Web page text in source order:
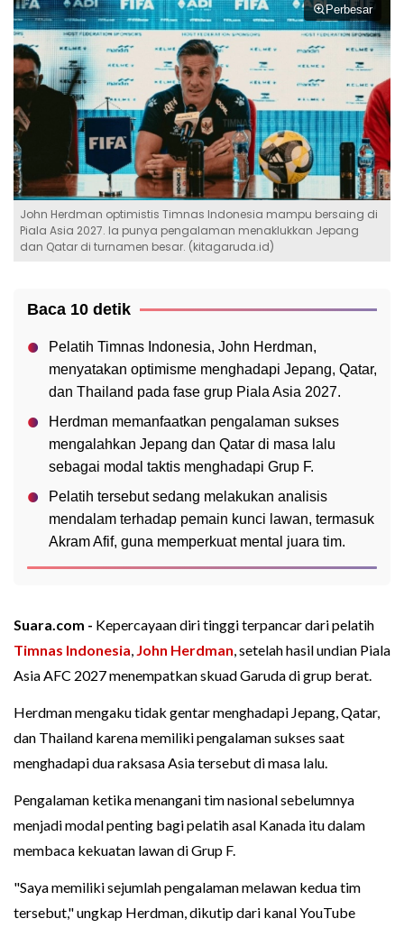
Perbesar
John Herdman optimistis Timnas Indonesia mampu bersaing di
Piala Asia 2027. Ia punya pengalaman menaklukkan Jepang
dan Qatar di turnamen besar. (kitagaruda.id)
Baca 10 detik
Pelatih Timnas Indonesia, John Herdman,
menyatakan optimisme menghadapi Jepang, Qatar,
dan Thailand pada fase grup Piala Asia 2027.
Herdman memanfaatkan pengalaman sukses
mengalahkan Jepang dan Qatar di masa lalu
sebagai modal taktis menghadapi Grup F.
Pelatih tersebut sedang melakukan analisis
mendalam terhadap pemain kunci lawan, termasuk
Akram Afif, guna memperkuat mental juara tim.
Suara.com - Kepercayaan diri tinggi terpancar dari pelatih
Timnas Indonesia, John Herdman, setelah hasil undian Piala
Asia AFC 2027 menempatkan skuad Garuda di grup berat.
Herdman mengaku tidak gentar menghadapi Jepang, Qatar,
dan Thailand karena memiliki pengalaman sukses saat
menghadapi dua raksasa Asia tersebut di masa lalu.
Pengalaman ketika menangani tim nasional sebelumnya
menjadi modal penting bagi pelatih asal Kanada itu dalam
membaca kekuatan lawan di Grup F.
"Saya memiliki sejumlah pengalaman melawan kedua tim
tersebut," ungkap Herdman, dikutip dari kanal YouTube